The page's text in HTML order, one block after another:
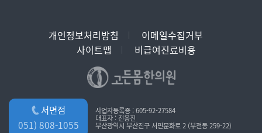
개인정보처리방침
이메일수집거부
사이트맵
비급여진료비용
서면점
051) 808-1055
사업자등록증 : 605-92-27584
대표자 : 전응진
부산광역시 부산진구 서면문화로 2 (부전동 259-22)